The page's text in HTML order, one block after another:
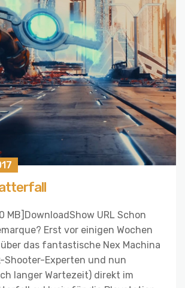
MB]DownloadShow URL Schon
Erst vor einigen Wochen
das fantastische Nex Machina
Shooter-Experten und nun
langer Wartezeit) direkt im